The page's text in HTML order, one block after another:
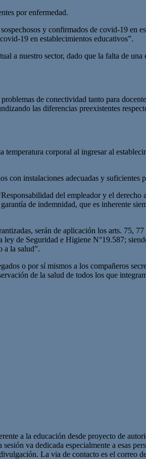
por enfermedad.
y confirmados de covid-19 en
19 en establecimientos educativos”.
a nuestro sector, dado que la falta de
de conectividad tanto para
las diferencias preexistentes
corporal al ingresar al
instalaciones adecuadas y suficientes
del empleador y el
de indemnidad, que es inherente
serán de aplicación los arts. 75,
de Seguridad e Higiene N°19.587;
a la salud”.
o por sí mismos a los compañeros
de la salud de todos los que
a la educación desde proyecto de
va dedicada especialmente a esas
La via de contacto es el correo